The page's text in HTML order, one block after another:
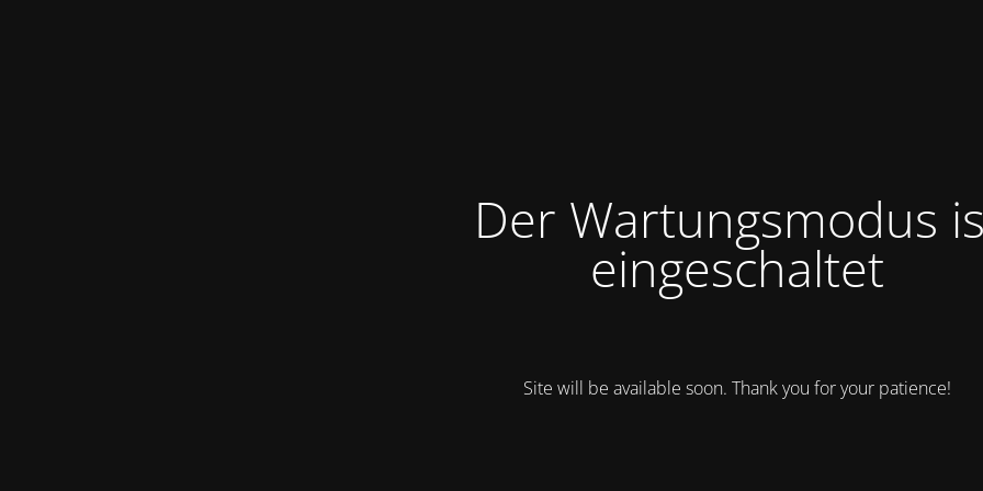
Der Wartungsmodus
eingeschaltet
Site will be available soon. Thank you for your patience!